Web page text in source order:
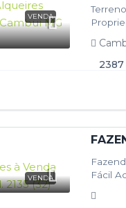
VENDA
2387
VENDA
Fácil